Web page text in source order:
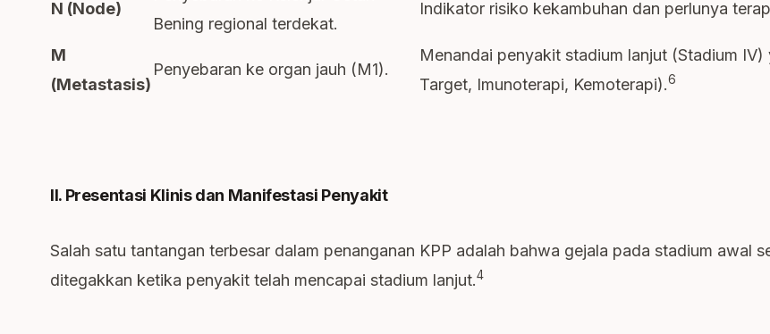
N (Node)
Bening regional terdekat.
Indikator risiko kekambuhan dan perlunya
M
(Metastasis)
Penyebaran ke organ jauh (M1).
Menandai penyakit stadium lanjut (Stadium
Target, Imunoterapi, Kemoterapi).6
II. Presentasi Klinis dan Manifestasi Penyakit
Salah satu tantangan terbesar dalam penanganan KPP adalah bahwa gejala pada stadium awal
ditegakkan ketika penyakit telah mencapai stadium lanjut.4